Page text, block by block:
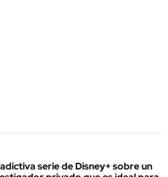
serie de Disney+ sobre un